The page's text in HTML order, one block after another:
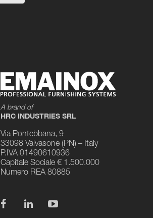
A brand of
HRC INDUSTRIES SRL
Via Pontebbana, 9
33098 Valvasone (PN) – Italy
P.IVA 01490610936
Capitale Sociale € 1.500.000
Numero REA 80885